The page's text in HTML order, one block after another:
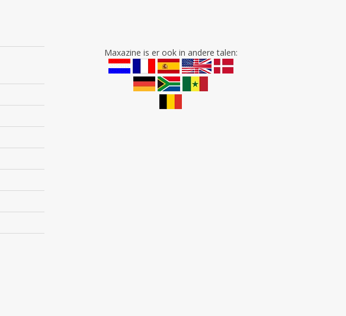
Maxazine is er ook in andere talen: